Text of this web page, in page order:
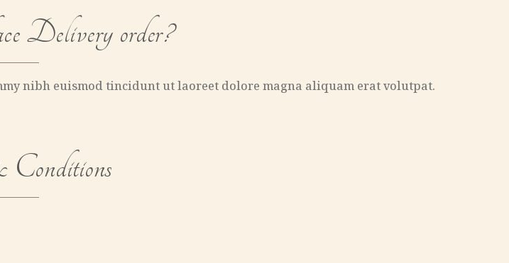
Delivery order?
nibh euismod tincidunt ut laoreet dolore magna aliquam erat volutpat.
Conditions